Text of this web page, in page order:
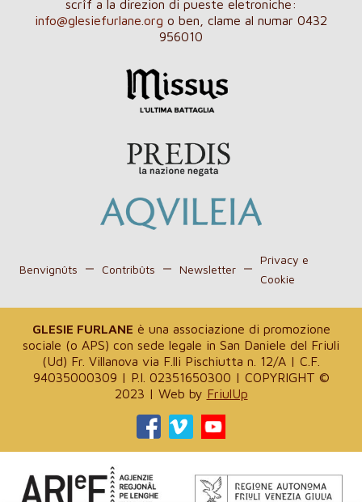
scrîf a la direzion di pueste eletroniche:
info@glesiefurlane.org o ben, clame al numar 0432
956010
Benvignûts Contribûts Newsletter
Privacy e
Cookie
GLESIE FURLANE è una associazione di promozione
sociale (o APS) con sede legale in San Daniele del Friuli
(Ud) Fr. Villanova via F.lli Pischiutta n. 12/A | C.F.
94035000309 | P.I. 02351650300 | COPYRIGHT ©
2023 | Web by FriulUp